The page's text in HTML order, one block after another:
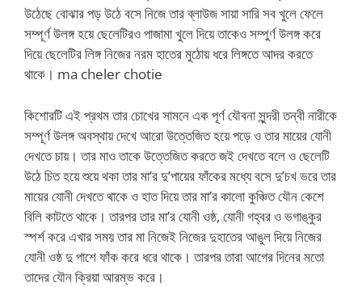
উঠেছে বোঝার পড় উঠে বসে নিজে তার ব্লাউজ সায়া সারি সব খুলে ফেলে
সম্পূর্ণ উলঙ্গ হয়ে ছেলেটিরও পাজামা খুলে দিয়ে তাকেও সম্পুর্ণ উলঙ্গ করে
দিয়ে ছেলেটির লিঙ্গ নিজের নরম হাতের মুঠোয় ধরে লিঙ্গতে আদর করতে
থাকে। ma cheler chotie
কিশোরটি এই প্রথম তার চোখের সামনে এক পূর্ণ যৌবনা সুন্দরী তন্বী নারীকে
সম্পূর্ণ উলঙ্গ অবস্থায় দেখে আরো উত্তেজিত হয়ে পড়ে ও তার মায়ের যোনী
দেখতে চায়। তার মাও তাকে উত্তেজিত করতে জই দেখতে বলে ও ছেলেটি
উঠে চিত হয়ে শুয়ে থকা তার মা’র দু’পায়ের ফাঁকের মধ্যে বসে দু’চখ ভরে তার
মায়ের যোনী দেখতে থাকে ও হাত দিয়ে তার মা’র কালো কুঞ্চিত যৌন কেশে
বিলি কাটতে থাকে। তারপর তার মা’র যোনী ওষ্ঠ, যোনী গহ্বর ও ভগাঙ্কুর
স্পর্শ করে এখার সময় তার মা নিজেই নিজের দুহাতের আঙুল দিয়ে নিজের
যোনী ওষ্ঠ দু পাশে ফাঁক করে ধরে থাকে। তারপর তারা আগের দিনের মতো
তাদের যৌন ক্রিয়া আরম্ভ করে।